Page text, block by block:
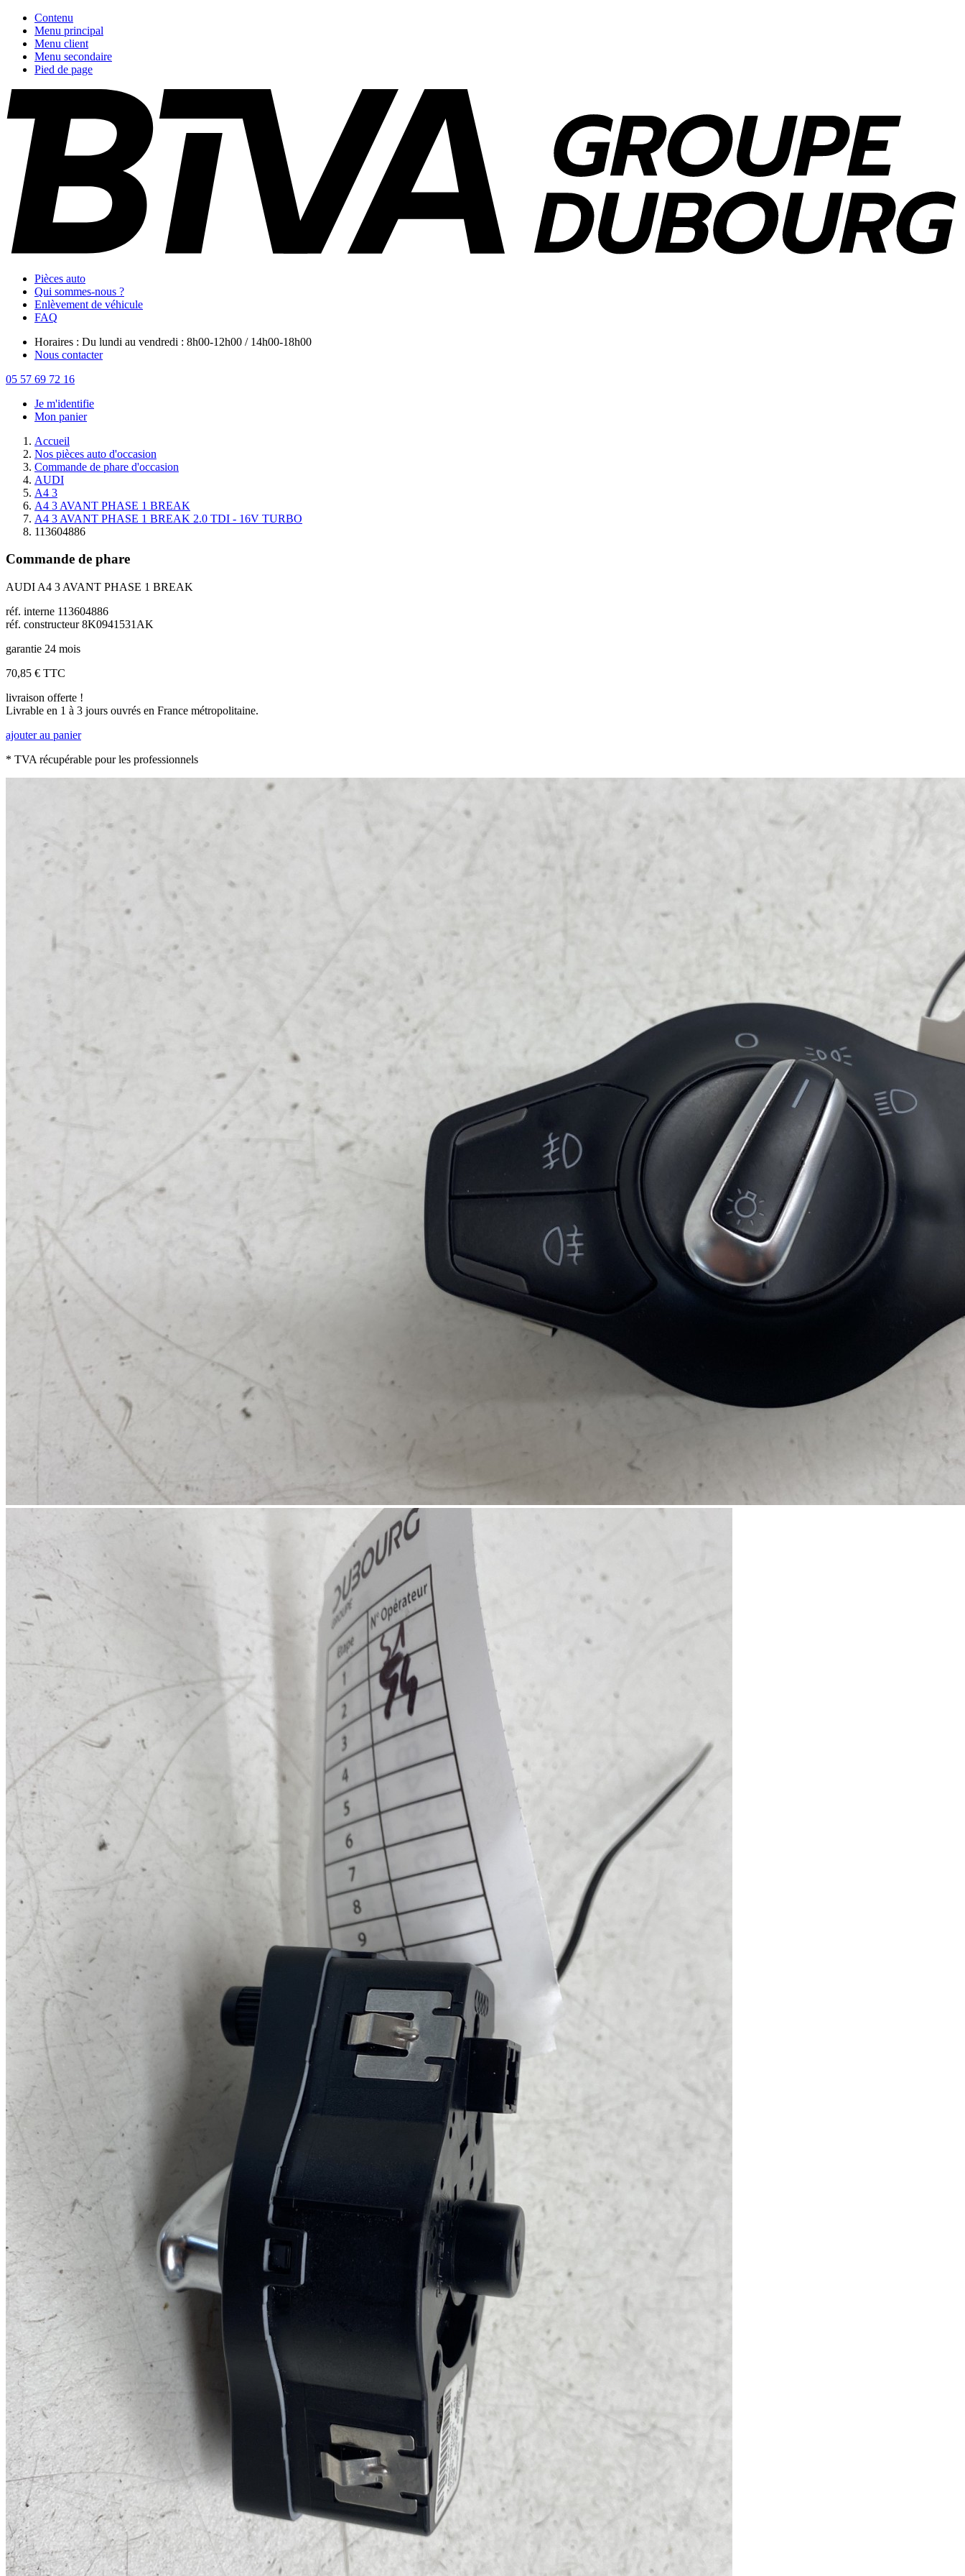
Contenu
Menu principal
Menu client
Menu secondaire
Pied de page
Pièces auto
Qui sommes-nous ?
Enlèvement de véhicule
FAQ
Horaires : Du lundi au vendredi : 8h00-12h00 / 14h00-18h00
Nous contacter
05 57 69 72 16
Je m'identifie
Mon panier
Accueil
Nos pièces auto d'occasion
Commande de phare d'occasion
AUDI
A4 3
A4 3 AVANT PHASE 1 BREAK
A4 3 AVANT PHASE 1 BREAK 2.0 TDI - 16V TURBO
113604886
Commande de phare
AUDI A4 3 AVANT PHASE 1 BREAK
réf. interne 113604886
réf. constructeur 8K0941531AK
garantie 24 mois
70,85 € TTC
livraison offerte !
Livrable en 1 à 3 jours ouvrés en France métropolitaine.
ajouter au panier
* TVA récupérable pour les professionnels